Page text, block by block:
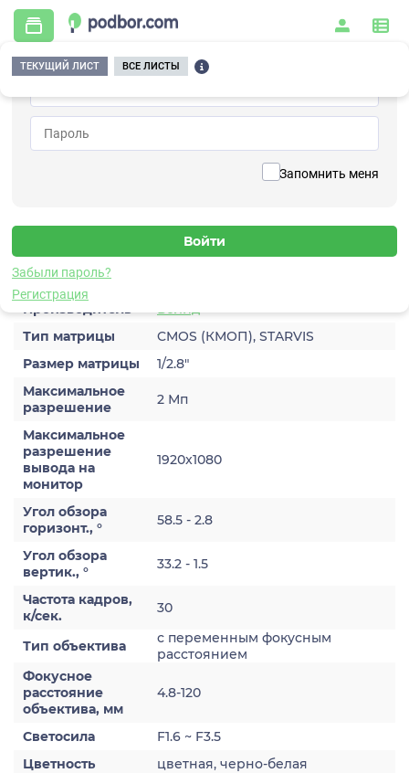
Запомнить меня
Забыли пароль?
Регистрация
ТЕКУЩИЙ ЛИСТ ВСЕ ЛИСТЫ
Главная / Видеонаблюдение / Видеокамеры / IP / BOLID VCI-528
Вернуться к списку
Видеокамера IP
Характеристики
Производитель
Болид
Тип матрицы
CMOS (КМОП), STARVIS
Размер матрицы
1/2.8″
Максимальное
разрешение
2 Мп
Максимальное
разрешение
вывода на
монитор
1920x1080
Угол обзора
горизонт., °
58.5 - 2.8
Угол обзора
вертик., °
33.2 - 1.5
Частота кадров,
к/сек.
30
Тип объектива
с переменным фокусным
расстоянием
Фокусное
расстояние
объектива, мм
4.8-120
Светосила
F1.6 ~ F3.5
Цветность
цветная, черно-белая